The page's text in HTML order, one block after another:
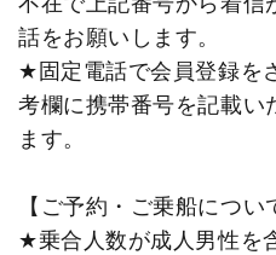
話をお願いします。
★固定電話で会員登録を
考欄に携帯番号を記載い
ます。
【ご予約・ご乗船につい
★乗合人数が成人男性を